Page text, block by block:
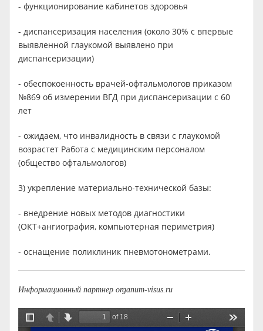
- функционирование кабинетов здоровья
- диспансеризация населения (около 30% с впервые
выявленной глаукомой выявлено при
диспансеризации)
- обеспокоенность врачей-офтальмологов приказом
№869 об измерении ВГД при диспансеризации с 60
лет
- ожидаем, что инвалидность в связи с глаукомой
возрастет Работа с медицинским персоналом
(общество офтальмологов)
3) укрепление материально-технической базы:
- внедрение новых методов диагностики
(ОКТ+ангиография, компьютерная периметрия)
- оснащение поликлиник пневмотонометрами.
Информационный партнер organum-visus.ru